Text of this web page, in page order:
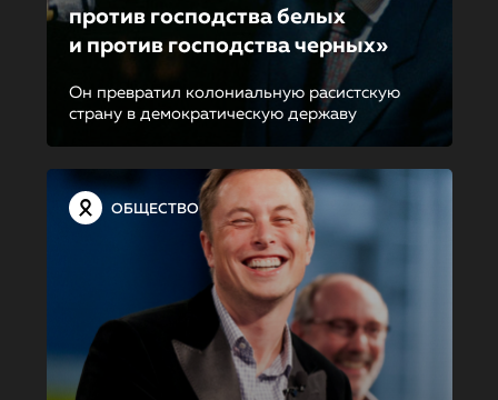
против господства белых
и против господства черных»
Он превратил колониальную расистскую
страну в демократическую державу
ОБЩЕСТВО